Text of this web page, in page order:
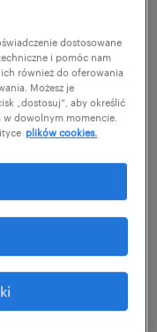
i jak nim
zadaniem
stanowiska
niż w przypadku
się doborem
jak i
Działania
dostosowane
i pomóc nam
również do oferowania
Możesz je
„dostosuj”, aby określić
w dowolnym momencie.
plików cookies.